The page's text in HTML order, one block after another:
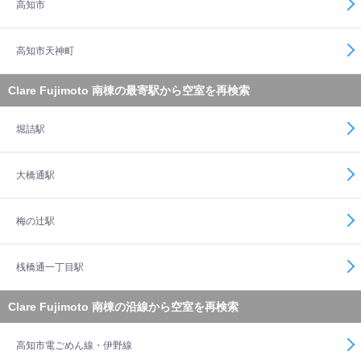
高知市
高知市天神町
Clare Fujimoto 南棟の最寄駅から空室を再検索
堀詰駅
大橋通駅
梅の辻駅
桟橋通一丁目駅
Clare Fujimoto 南棟の沿線から空室を再検索
高知市電ごめん線・伊野線